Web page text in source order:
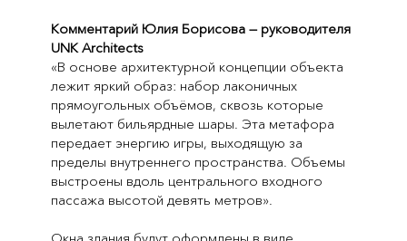
Комментарий Юлия Борисова — руководителя
UNK Architects
«В основе архитектурной концепции объекта
лежит яркий образ: набор лаконичных
прямоугольных объёмов, сквозь которые
вылетают бильярдные шары. Эта метафора
передает энергию игры, выходящую за
пределы внутреннего пространства. Объемы
выстроены вдоль центрального входного
пассажа высотой девять метров».